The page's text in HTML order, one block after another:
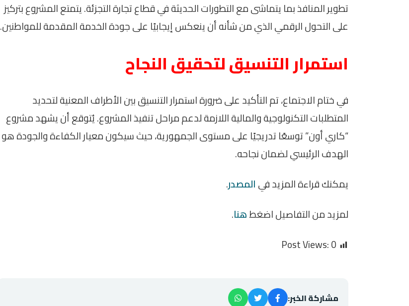
تطوير المنافذ بما يتماشى مع التطورات الحديثة في قطاع تجارة التجزئة. يتمتع المشروع بتركيز
على التحول الرقمي الذي من شأنه أن ينعكس إيجابيًا على جودة الخدمة المقدمة للمواطنين.
استمرار التنسيق لتحقيق النجاح
في ختام الاجتماع، تم التأكيد على ضرورة استمرار التنسيق بين الأطراف المعنية لتحديد
المتطلبات التكنولوجية والمالية اللازمة لدعم مراحل تنفيذ المشروع. يُتوقع أن يشهد مشروع
“كاري أون” توسعًا تدريجيًا على مستوى الجمهورية، حيث سيكون معيار الكفاءة والجودة هو
الهدف الرئيسي لضمان نجاحه.
يمكنك قراءة المزيد فيالمصدر.
لمزيد من التفاصيل اضغطهنا.
Post Views:0
مشاركة الخبر: